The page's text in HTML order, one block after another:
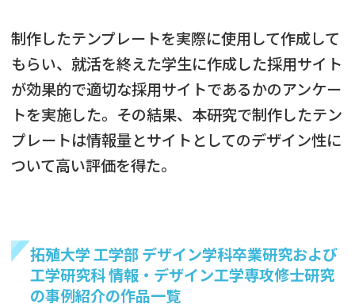
制作したテンプレートを実際に使用して作成して
もらい、就活を終えた学生に作成した採用サイト
が効果的で適切な採用サイトであるかのアンケー
トを実施した。その結果、本研究で制作したテン
プレートは情報量とサイトとしてのデザイン性に
ついて高い評価を得た。
拓殖大学 工学部 デザイン学科卒業研究および
工学研究科 情報・デザイン工学専攻修士研究
の事例紹介の作品一覧